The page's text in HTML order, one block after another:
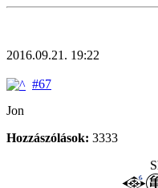
2016.09.21. 19:22
#67
Jon
Hozzászólások: 3333